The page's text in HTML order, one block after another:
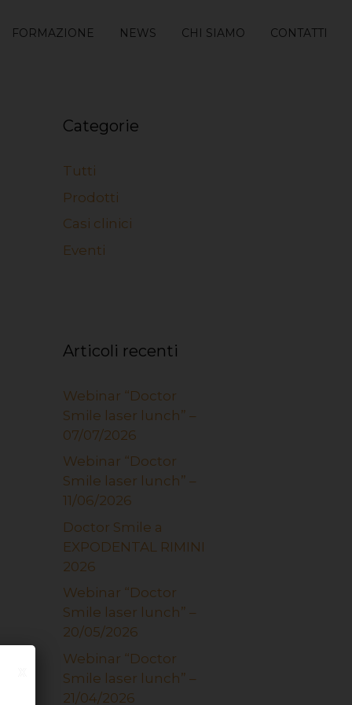
FORMAZIONE NEWS CHI SIAMO CONTATTI
Categorie
Tutti
Prodotti
Casi clinici
Eventi
Articoli recenti
Webinar “Doctor
Smile laser lunch” –
07/07/2026
Webinar “Doctor
Smile laser lunch” –
11/06/2026
Doctor Smile a
EXPODENTAL RIMINI
2026
Webinar “Doctor
Smile laser lunch” –
20/05/2026
Webinar “Doctor
Smile laser lunch” –
21/04/2026